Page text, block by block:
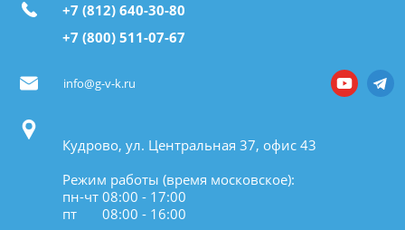
+7 (812) 640-30-80
+7 (800) 511-07-67
info@g-v-k.ru
Кудрово, ул. Центральная 37, офис 43
Режим работы (время московское):
пн-чт 08:00 - 17:00
пт 08:00 - 16:00